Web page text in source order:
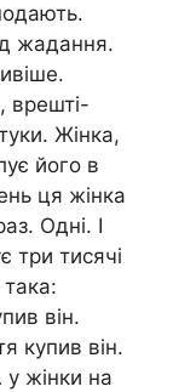
жадання.
врешті-
Жінка,
його в
ця жінка
Одні. І
три тисячі
він.
купив він.
у жінки на